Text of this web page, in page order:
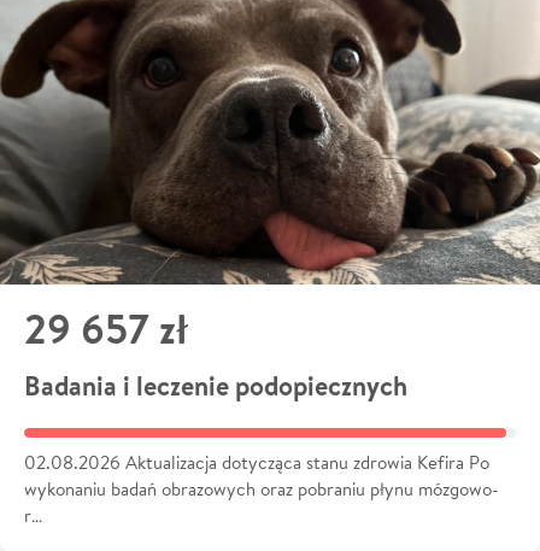
29 657 zł
Badania i leczenie podopiecznych
02.08.2026 Aktualizacja dotycząca stanu zdrowia Kefira Po
wykonaniu badań obrazowych oraz pobraniu płynu mózgowo-
r…